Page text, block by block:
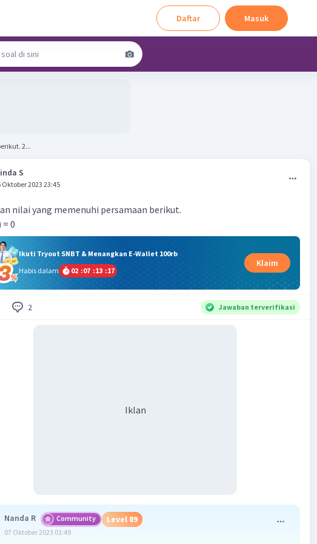
Daftar Masuk
Tentukan nilai yang memenuhi persamaan berikut. 2...
S
Oktober 2023 23:45
nilai yang memenuhi persamaan berikut.
= 0
Ikuti Tryout SNBT & Menangkan E-Wallet 100rb
Habis dalam
02 :07 :13 :16
Klaim
2 Jawaban terverifikasi
Iklan
Nanda R Community Level 89
07 Oktober 2023 01:49